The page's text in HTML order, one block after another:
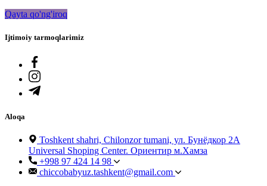
Qayta qo'ng'iroq
Ijtimoiy tarmoqlarimiz
Aloqa
Toshkent shahri, Chilonzor tumani, ул. Бунёдкор 2А
Universal Shoping Center. Ориентир м.Хамза
+998 97 424 14 98
chiccobabyuz.tashkent@gmail.com